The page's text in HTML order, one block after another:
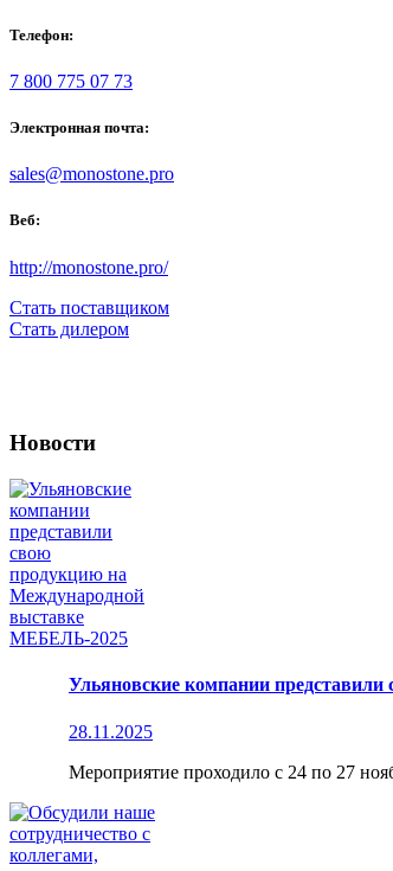
Телефон:
7 800 775 07 73
Электронная почта:
sales@monostone.pro
Веб:
http://monostone.pro/
Стать поставщиком
Стать дилером
Новости
Ульяновские компании
28.11.2025
Мероприятие проходило с 24 по 27